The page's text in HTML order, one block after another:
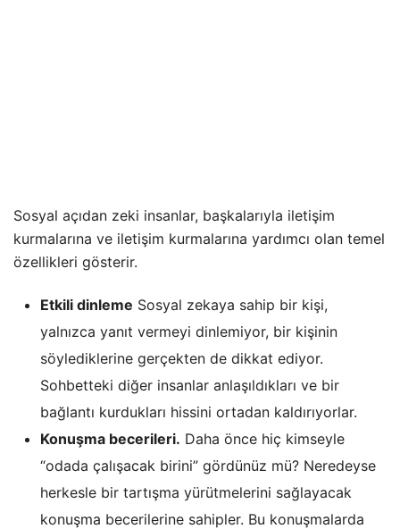
Sosyal açıdan zeki insanlar, başkalarıyla iletişim
kurmalarına ve iletişim kurmalarına yardımcı olan temel
özellikleri gösterir.
Etkili dinleme Sosyal zekaya sahip bir kişi,
yalnızca yanıt vermeyi dinlemiyor, bir kişinin
söylediklerine gerçekten de dikkat ediyor.
Sohbetteki diğer insanlar anlaşıldıkları ve bir
bağlantı kurdukları hissini ortadan kaldırıyorlar.
Konuşma becerileri. Daha önce hiç kimseyle
“odada çalışacak birini” gördünüz mü? Neredeyse
herkesle bir tartışma yürütmelerini sağlayacak
konuşma becerilerine sahipler. Bu konuşmalarda